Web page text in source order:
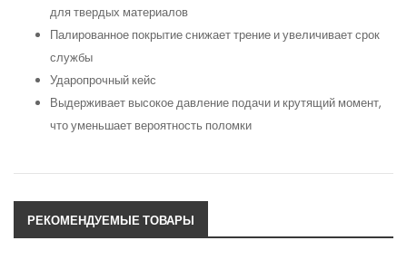
для твердых материалов
Палированное покрытие снижает трение и увеличивает срок
службы
Ударопрочный кейс
Выдерживает высокое давление подачи и крутящий момент,
что уменьшает вероятность поломки
РЕКОМЕНДУЕМЫЕ ТОВАРЫ